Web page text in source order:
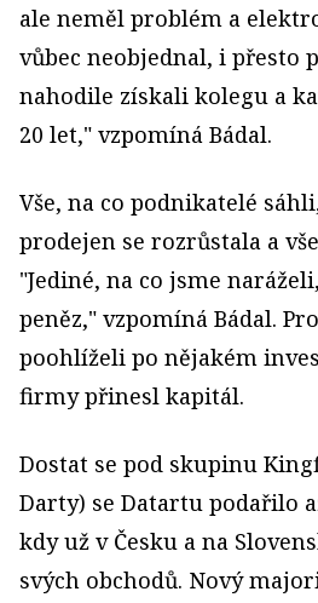
ale neměl problém a
vůbec neobjednal, i přesto
nahodile získali kolegu a
20 let," vzpomíná Bádal.
Vše, na co podnikatelé
prodejen se rozrůstala a
"Jediné, na co jsme
peněz," vzpomíná Bádal.
poohlíželi po nějakém
firmy přinesl kapitál.
Dostat se pod skupinu
Darty) se Datartu podařilo
kdy už v Česku a na
svých obchodů. Nový